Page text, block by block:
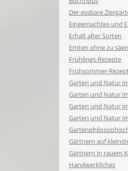
Der essbare
Eingemachtes und
Erhalt alter Sorten
Ernten ohne zu säen
Frühlings-Rezepte
Frühsommer-
Garten und Natur
Garten und Natur
Garten und Natur
Garten und Natur
Gärtnern auf
Gärtnern in rauem
Handwerkliches